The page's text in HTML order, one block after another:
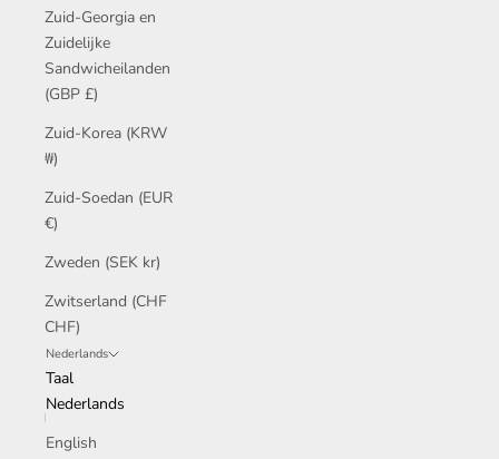
Zuid-Georgia en
Zuidelijke
Sandwicheilanden
(GBP £)
Zuid-Korea (KRW
₩)
Zuid-Soedan (EUR
€)
Zweden (SEK kr)
Zwitserland (CHF
CHF)
Nederlands
Taal
Nederlands
English